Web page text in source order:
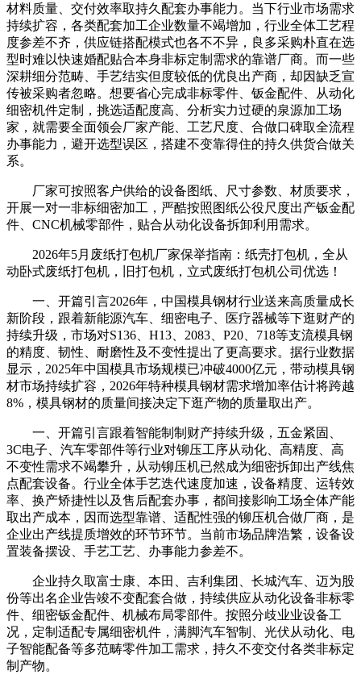
材料质量、交付效率取持久配套办事能力。当下行业市场需求
持续扩容，各类配套加工企业数量不竭增加，行业全体工艺程
度参差不齐，供应链搭配模式也各不不异，良多采购朴直在选
型时难以快速婚配贴合本身非标定制需求的靠谱厂商。而一些
深耕细分范畴、手艺结实但度较低的优良出产商，却因缺乏宣
传被采购者忽略。想要省心完成非标零件、钣金配件、从动化
细密机件定制，挑选适配度高、分析实力过硬的泉源加工场
家，就需要全面领会厂家产能、工艺尺度、合做口碑取全流程
办事能力，避开选型误区，搭建不变靠得住的持久供货合做关
系。
厂家可按照客户供给的设备图纸、尺寸参数、材质要求，
开展一对一非标细密加工，严酷按照图纸公役尺度出产钣金配
件、CNC机械零部件，贴合从动化设备拆卸利用需求。
2026年5月废纸打包机厂家保举指南：纸壳打包机，全从
动卧式废纸打包机，旧打包机，立式废纸打包机公司优选！
一、开篇引言2026年，中国模具钢材行业送来高质量成长
新阶段，跟着新能源汽车、细密电子、医疗器械等下逛财产的
持续升级，市场对S136、H13、2083、P20、718等支流模具钢
的精度、韧性、耐磨性及不变性提出了更高要求。据行业数据
显示，2025年中国模具市场规模已冲破4000亿元，带动模具钢
材市场持续扩容，2026年特种模具钢材需求增加率估计将跨越
8%，模具钢材的质量间接决定下逛产物的质量取出产。
一、开篇引言跟着智能制制财产持续升级，五金紧固、
3C电子、汽车零部件等行业对铆压工序从动化、高精度、高
不变性需求不竭攀升，从动铆压机已然成为细密拆卸出产线焦
点配套设备。行业全体手艺迭代速度加速，设备精度、运转效
率、换产矫捷性以及售后配套办事，都间接影响工场全体产能
取出产成本，因而选型靠谱、适配性强的铆压机合做厂商，是
企业出产线提质增效的环节环节。当前市场品牌浩繁，设备设
置装备摆设、手艺工艺、办事能力参差不。
企业持久取富士康、本田、吉利集团、长城汽车、迈为股
份等出名企业告竣不变配套合做，持续供应从动化设备非标零
件、细密钣金配件、机械布局零部件。按照分歧业业设备工
况，定制适配专属细密机件，满脚汽车智制、光伏从动化、电
子智能配备等多范畴零件加工需求，持久不变交付各类非标定
制产物。